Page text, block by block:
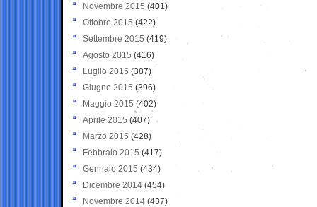
Novembre 2015 (401)
Ottobre 2015 (422)
Settembre 2015 (419)
Agosto 2015 (416)
Luglio 2015 (387)
Giugno 2015 (396)
Maggio 2015 (402)
Aprile 2015 (407)
Marzo 2015 (428)
Febbraio 2015 (417)
Gennaio 2015 (434)
Dicembre 2014 (454)
Novembre 2014 (437)